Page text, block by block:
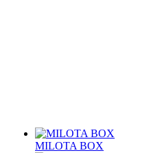
MILOTA BOX